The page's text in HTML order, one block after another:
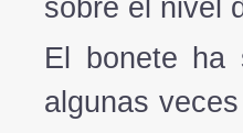
sobre el nivel
El bonete ha
algunas